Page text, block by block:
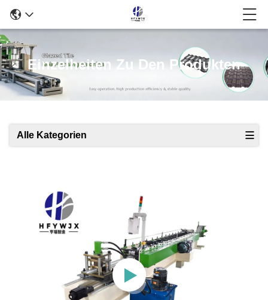
Einzelheiten Zu Den Produkten
Alle Kategorien